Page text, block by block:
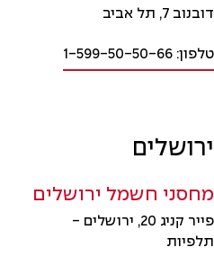
דובנוב 7, תל אביב
טלפון: 1-599-50-50-66
ירושלים
מחסני חשמל ירושלים
פייר קניג 20, ירושלים -
תלפיות